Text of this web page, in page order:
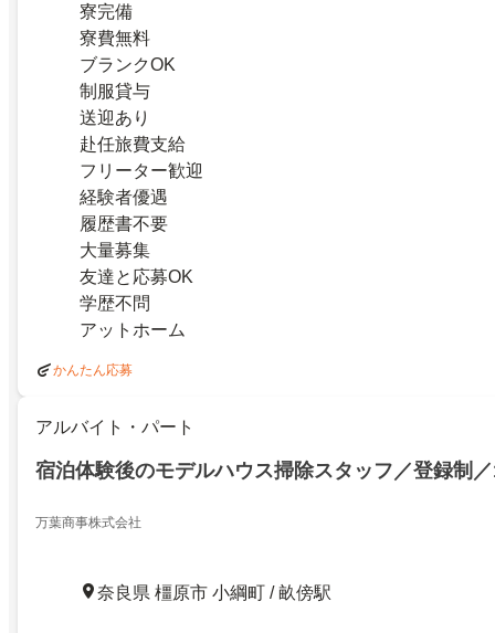
寮完備
寮費無料
ブランクOK
制服貸与
送迎あり
赴任旅費支給
フリーター歓迎
経験者優遇
履歴書不要
大量募集
友達と応募OK
学歴不問
アットホーム
かんたん応募
アルバイト・パート
宿泊体験後のモデルハウス掃除スタッフ／登録制
万葉商事株式会社
奈良県 橿原市 小綱町 / 畝傍駅